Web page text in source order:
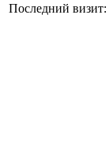
Последний визит: